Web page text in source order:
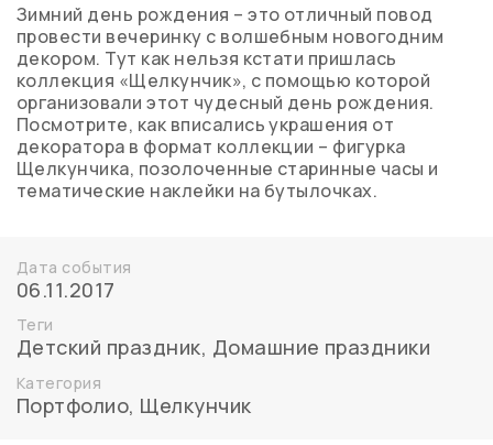
Зимний день рождения – это отличный повод
провести вечеринку с волшебным новогодним
декором. Тут как нельзя кстати пришлась
коллекция «Щелкунчик», с помощью которой
организовали этот чудесный день рождения.
Посмотрите, как вписались украшения от
декоратора в формат коллекции – фигурка
Щелкунчика, позолоченные старинные часы и
тематические наклейки на бутылочках.
Дата события
06.11.2017
Теги
Детский праздник, Домашние праздники
Категория
Портфолио, Щелкунчик